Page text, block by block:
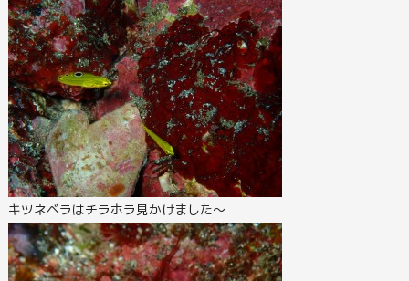
キツネベラはチラホラ見かけました～